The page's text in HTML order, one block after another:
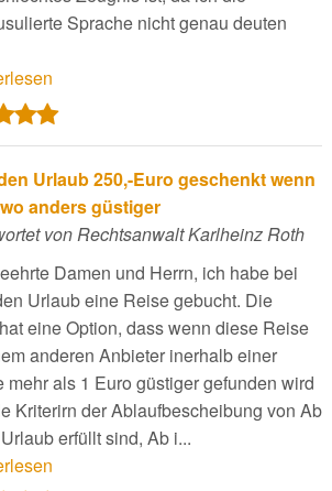
Sprache nicht genau deuten
Urlaub 250,-Euro geschenkt wenn
anders güstiger
von Rechtsanwalt Karlheinz Roth
Damen und Herrn, ich habe bei
Urlaub eine Reise gebucht. Die
eine Option, dass wenn diese Reise
anderen Anbieter inerhalb einer
mehr als 1 Euro güstiger gefunden wird
Kriterirn der Ablaufbescheibung von Ab
erfüllt sind, Ab i...